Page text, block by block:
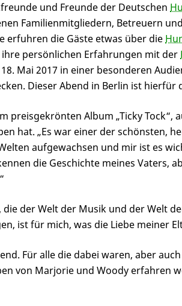
und Freunde der Deutschen
Familienmitgliedern, Betreuern
erfuhren die Gäste etwas über die
persönlichen Erfahrungen mit der
Mai 2017 in einer besonderen
Dieser Abend in Berlin ist hierfür
preisgekrönten Album „Ticky Tock“,
hat. „Es war einer der schönsten,
aufgewachsen und mir ist es
die Geschichte meines Vaters,
der Welt der Musik und der Welt
ist für mich, was die Liebe meiner
Für alle die dabei waren, aber
von Marjorie und Woody erfahren